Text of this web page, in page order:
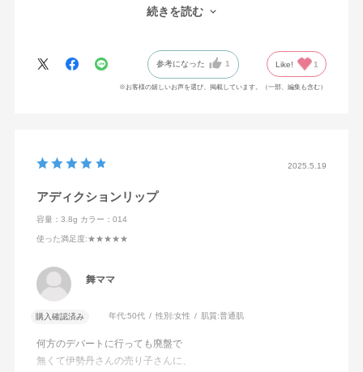
リップはリピートします！続きを読む
参考になった 1 Like! 1
※お客様の嬉しいお声を選び、掲載しています。（一部、編集も含む）
2025.5.19
アディクションリップ
容量：3.8g カラー：014
使った満足度:★★★★★
舞ママ
購入確認済み 年代:50代 性別:女性 肌質:普通肌
何方のデパートに行っても廃盤で
無くて伊勢丹さんの売り子さんに、